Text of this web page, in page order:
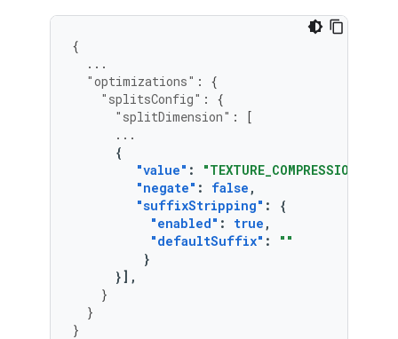
{
...
"optimizations" :
{
"splitsConfig" :
{
"splitDimension" :
[
...
{
"value" :
"negate" : false ,
"suffixStripping" :
{
"enabled" : true ,
"defaultSuffix" :
""
}
}],
}
}
}